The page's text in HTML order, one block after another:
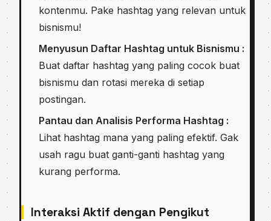
kontenmu. Pake hashtag yang relevan untuk
bisnismu!
Menyusun Daftar Hashtag untuk Bisnismu :
Buat daftar hashtag yang paling cocok buat
bisnismu dan rotasi mereka di setiap
postingan.
Pantau dan Analisis Performa Hashtag :
Lihat hashtag mana yang paling efektif. Gak
usah ragu buat ganti-ganti hashtag yang
kurang performa.
Interaksi Aktif dengan Pengikut